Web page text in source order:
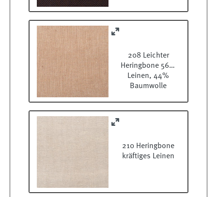
208 Leichter
Heringbone 56%
Leinen, 44%
Baumwolle
210 Heringbone
kräftiges Leinen